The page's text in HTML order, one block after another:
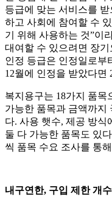
등급에 맞는 서비스를
하고 사회에 참여할 수
기 위해 사용하는 것”이
대여할 수 있으려면 장
인정 등급은 인정일로부
12월에 인정을 받았다면
복지용구는 18가지 품목
가능한 품목과 금액까지
다. 사용 햇수, 제공 방식
둘 다 가능한 품목도 있
씩 품목 수요 조사를 통
내구연한, 구입 제한 개